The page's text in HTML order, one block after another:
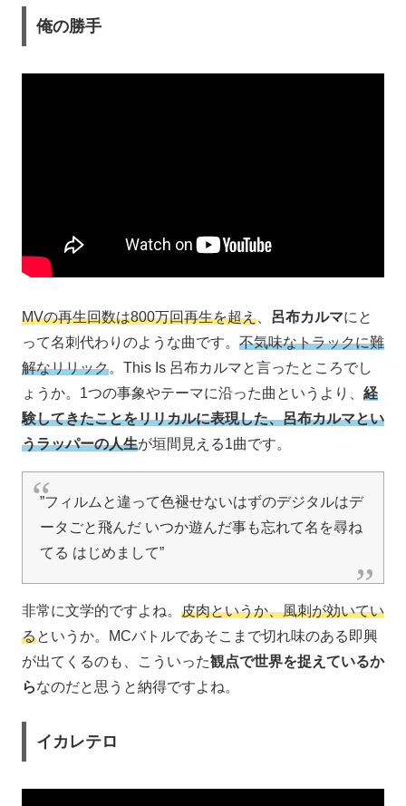
俺の勝手
MVの再生回数は800万回再生を超え 呂布カルマにと
って名刺代わりのような曲です。 不気味なトラックに難
解なリリック。This Is 呂布カルマと言ったところでし
ょうか。1つの事象やテーマに沿った曲というより、 経
験してきたことをリリカルに表現した、呂布カルマとい
うラッパーの人生が垣間見える1曲です。
”フィルムと違って色褪せないはずのデジタルはデ
ータごと飛んだ いつか遊んだ事も忘れて名を尋ね
てる はじめまして”
非常に文学的ですよね。 皮肉というか、風刺が効いてい
るというか。MCバトルであそこまで切れ味のある即興
が出てくるのも、こういった観点で世界を捉えているか
らなのだと思うと納得ですよね。
イカレテロ